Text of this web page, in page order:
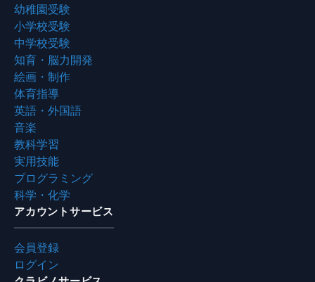
幼稚園受験
小学校受験
中学校受験
知育・脳力開発
絵画・制作
体育指導
英語・外国語
音楽
教科学習
実用技能
プログラミング
科学・化学
アカウントサービス
会員登録
ログイン